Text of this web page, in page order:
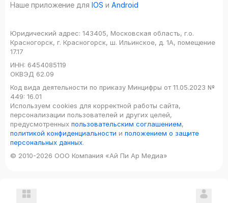
Наше приложение для IOS и Android
Юридический адрес: 143405, Московская область, г.о.
Красногорск, г. Красногорск, ш. Ильинское, д. 1А, помещение
17.17
ИНН: 6454085119
ОКВЭД 62.09
Код вида деятельности по приказу Минцифры от 11.05.2023 №
449: 16.01
Используем cookies для корректной работы сайта,
персонализации пользователей и других целей,
предусмотренных пользовательским соглашением,
политикой конфиденциальности и положением о защите
персональных данных.
© 2010-2026 ООО Компания «Ай Пи Ар Медиа»